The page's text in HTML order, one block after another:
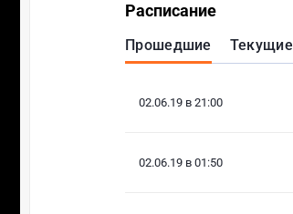
Расписание
Прошедшие Текущие
02.06.19 в 21:00
02.06.19 в 01:50